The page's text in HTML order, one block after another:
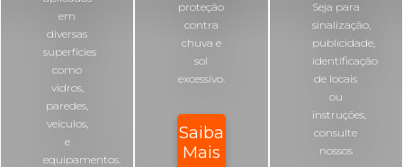
em
diversas
superfícies
como
vidros,
paredes,
veículos,
e
equipamentos.
proteção
contra
chuva e
sol
excessivo.
Saiba
Mais
Seja para
sinalização,
publicidade,
identificação
de locais
ou
instruções,
consulte
nossos